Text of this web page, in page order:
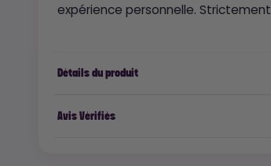
expérience personnelle.
Détails du produit
Avis Vérifiés